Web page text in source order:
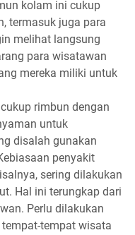
kolam ini cukup
termasuk juga para
melihat langsung
para wisatawan
mereka miliki untuk
rimbun dengan
untuk
disalah gunakan
penyakit
sering dilakukan
Hal ini terungkap dari
Perlu dilakukan
tempat wisata